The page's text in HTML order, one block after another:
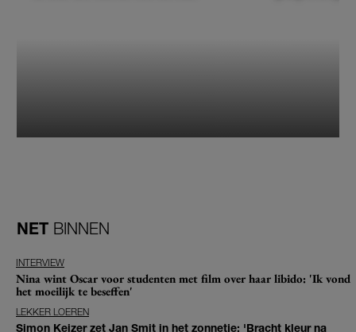
NET BINNEN
INTERVIEW
Nina wint Oscar voor studenten met film over haar libido: 'Ik vond
het moeilijk te beseffen'
LEKKER LOEREN
Simon Keizer zet Jan Smit in het zonnetje: 'Bracht kleur na